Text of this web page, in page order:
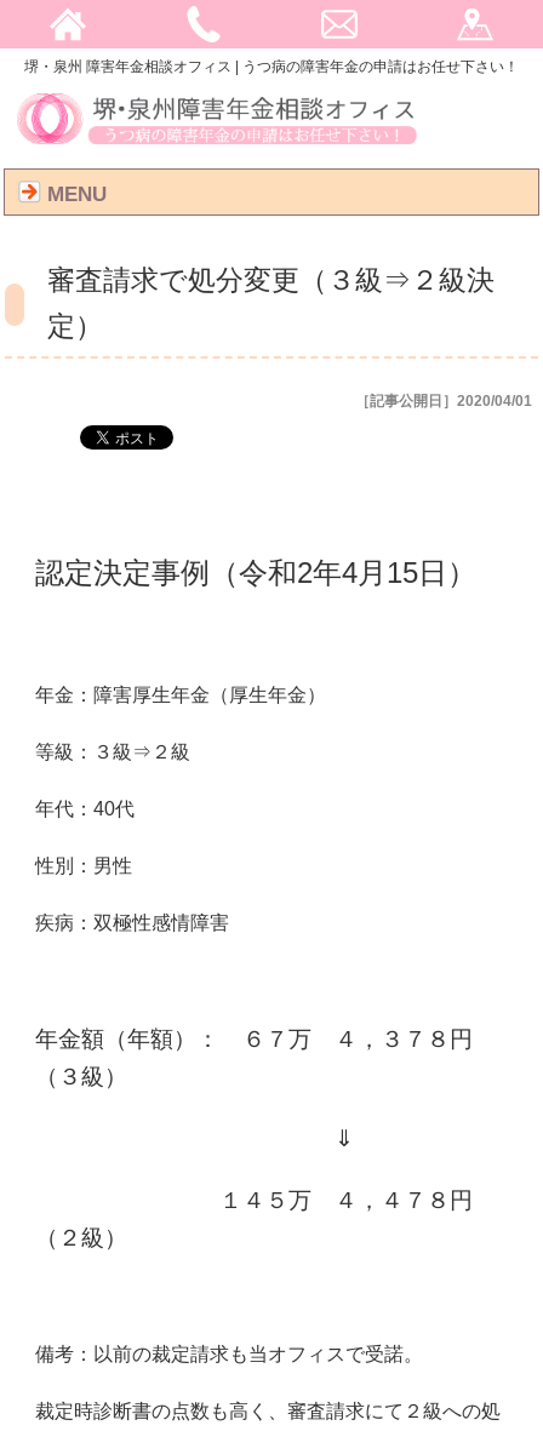
堺・泉州 障害年金相談オフィス | うつ病の障害年金の申請はお任せ下さい！
MENU
審査請求で処分変更（３級⇒２級決
定）
［記事公開日］2020/04/01
認定決定事例（令和2年4月15日）
年金：障害厚生年金（厚生年金）
等級：３級⇒ ２級
年代：40代
性別：男性
疾病：双極性感情障害
年金額（年額）： ６７万 ４，３７８円
（３級）
⇓
１４５万 ４，４７８円
（２級）
備考：以前の裁定請求も当オフィスで受諾。
裁定時診断書の点数も高く、審査請求にて２級への処